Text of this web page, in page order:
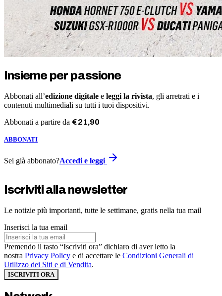
Insieme per passione
Abbonati all’edizione digitale e leggi la rivista, gli arretrati e i
contenuti multimediali su tutti i tuoi dispositivi.
Abbonati a partire da €21,90
ABBONATI
Sei già abbonato?Accedi e leggi
Iscriviti alla newsletter
Le notizie più importanti, tutte le settimane, gratis nella tua mail
Inserisci la tua email
Premendo il tasto “Iscriviti ora” dichiaro di aver letto la
nostra Privacy Policy e di accettare le Condizioni Generali di
Utilizzo dei Siti e di Vendita.
ISCRIVITI ORA